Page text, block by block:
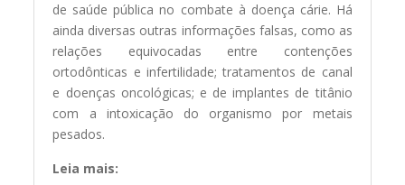
de saúde pública no combate à doença cárie. Há
ainda diversas outras informações falsas, como as
relações equivocadas entre contenções
ortodônticas e infertilidade; tratamentos de canal
e doenças oncológicas; e de implantes de titânio
com a intoxicação do organismo por metais
pesados.
Leia mais: